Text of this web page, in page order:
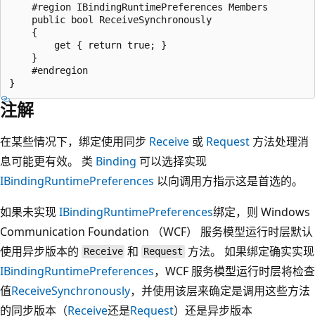
    #region IBindingRuntimePreferences Members
    public bool ReceiveSynchronously
    {
        get { return true; }
    }
    #endregion
注解
在某些情况下，绑定使用同步 Receive 或 Request 方法处理消
息可能更有效。 类 Binding 可以选择实现
IBindingRuntimePreferences 以向调用方指示这是首选的。
如果未实现IBindingRuntimePreferences绑定，则 Windows
Communication Foundation （WCF） 服务模型运行时层默认
使用异步版本的 Receive 和 Request 方法。 如果绑定确实实现
IBindingRuntimePreferences，WCF 服务模型运行时层将检查
值ReceiveSynchronously，并使用该层来确定是调用这些方法
的同步版本（Receive还是Request）还是异步版本